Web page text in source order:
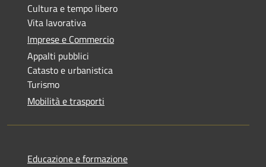
Cultura e tempo libero
Vita lavorativa
Imprese e Commercio
Appalti pubblici
Catasto e urbanistica
Turismo
Mobilità e trasporti
Educazione e formazione